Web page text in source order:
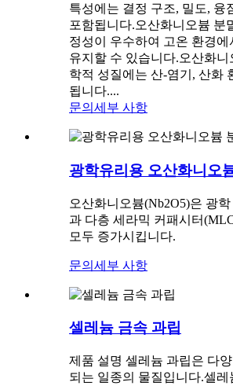
특성에는 결정 구조, 밀도, 융
포함됩니다.오산화니오븀 분
정성이 우수하여 고온 환경에
유지할 수 있습니다.오산화
학적 성질에는 산-염기, 산화
됩니다....
문의 세부 사항
광학유리용 오산화니오
오산화니오븀(Nb2O5)은 광
과 다층 세라믹 커패시터
모두 증가시킵니다.
문의 세부 사항
셀레늄 금속 과립
제품 설명 셀레늄 과립은 다
되는 일종의 물질입니다.셀레